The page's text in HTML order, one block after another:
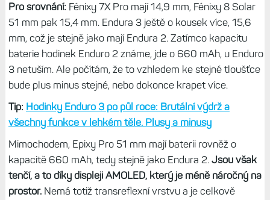
Pro srovnání: Fénixy 7X Pro mají 14,9 mm, Fénixy 8 Solar
51 mm pak 15,4 mm. Endura 3 ještě o kousek více, 15,6
mm, což je stejně jako mají Endura 2. Zatímco kapacitu
baterie hodinek Enduro 2 známe, jde o 660 mAh, u Enduro
3 netuším. Ale počítám, že to vzhledem ke stejné tloušťce
bude plus minus stejné, nebo dokonce krapet více.
Tip: Hodinky Enduro 3 po půl roce: Brutální výdrž a
všechny funkce v lehkém těle. Plusy a minusy
Mimochodem, Epixy Pro 51 mm mají baterii rovněž o
kapacitě 660 mAh, tedy stejně jako Endura 2. Jsou však
tenčí, a to díky displeji AMOLED, který je méně náročný na
prostor.Nemá totiž transreflexní vrstvu a je celkově